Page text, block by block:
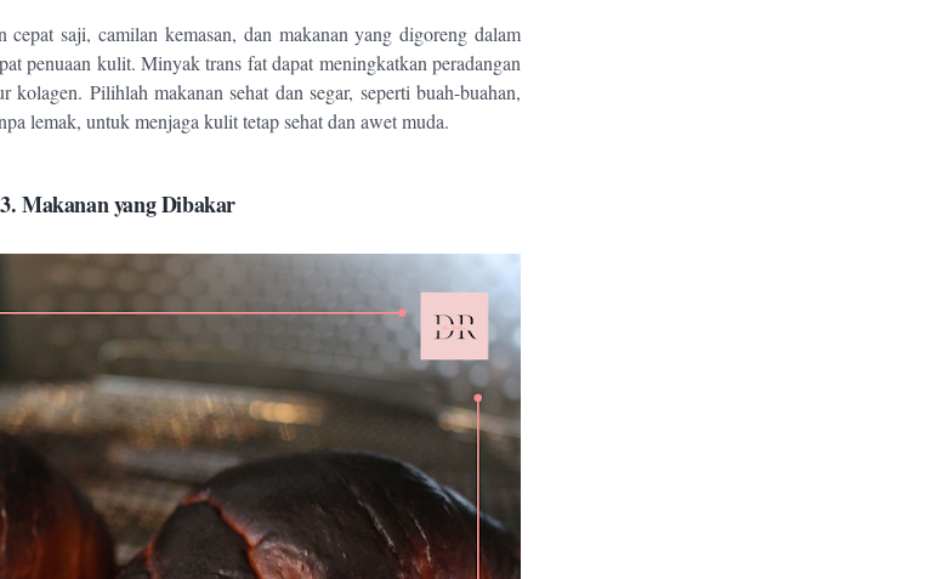
cepat saji, camilan kemasan, dan makanan yang digoreng dalam
penuaan kulit. Minyak trans fat dapat meningkatkan peradangan
kolagen. Pilihlah makanan sehat dan segar, seperti buah-buahan,
lemak, untuk menjaga kulit tetap sehat dan awet muda.
3.Makanan yang Dibakar